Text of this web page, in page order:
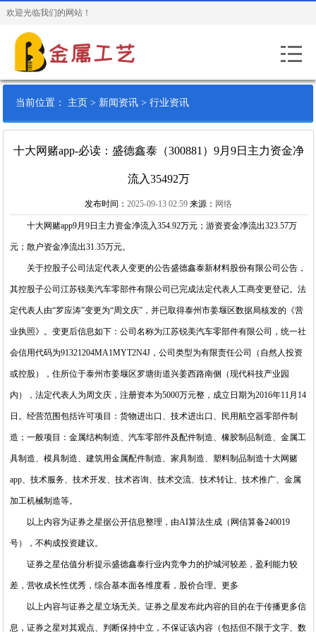
欢迎光临我们的网站！
当前位置： 主页 > 新闻资讯 >行业资讯
十大网赌app-必读：盛德鑫泰（300881）9月9日主力资金净
流入35492万
发布时间：2025-09-13 02:59 来源： 网络
十大网赌app9月9日主力资金净流入354.92万元；游资资金净流出323.57万
元；散户资金净流出31.35万元。
关于控股子公司法定代表人变更的公告盛德鑫泰新材料股份有限公司公告，
其控股子公司江苏锐美汽车零部件有限公司已完成法定代表人工商变更登记。法
定代表人由“罗应涛”变更为“周文庆”，并已取得泰州市姜堰区数据局核发的《营
业执照》。变更后信息如下：公司名称为江苏锐美汽车零部件有限公司，统一社
会信用代码为91321204MA1MYT2N4J，公司类型为有限责任公司（自然人投资
或控股），住所位于泰州市姜堰区罗塘街道兴姜西路南侧（现代科技产业园
内），法定代表人为周文庆，注册资本为5000万元整，成立日期为2016年11月14
日。经营范围包括许可项目：货物进出口、技术进出口、民用航空器零部件制
造；一般项目：金属结构制造、汽车零部件及配件制造、橡胶制品制造、金属工
具制造、模具制造、建筑用金属配件制造、家具制造、塑料制品制造十大网赌
app、技术服务、技术开发、技术咨询、技术交流、技术转让、技术推广、金属
加工机械制造等。
以上内容为证券之星据公开信息整理，由AI算法生成（网信算备240019
号），不构成投资建议。
证券之星估值分析提示盛德鑫泰行业内竞争力的护城河较差，盈利能力较
差，营收成长性优秀，综合基本面各维度看，股价合理。更多
以上内容与证券之星立场无关。证券之星发布此内容的目的在于传播更多信
息，证券之星对其观点、判断保持中立，不保证该内容（包括但不限于文字、数